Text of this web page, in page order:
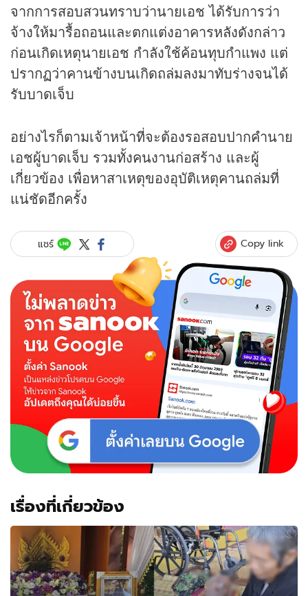
จากการสอบสวนทราบว่านายเอช ได้รับการว่า
จ้างให้มารื้อถอนและตกแต่งอาคารหลังดังกล่าว
ก่อนเกิดเหตุนายเอช กำลังใช้ค้อนทุบกำแพง แต่
ปรากฏว่าคานข้างบนเกิดถล่มลงมาทับร่างจนได้
รับบาดเจ็บ
อย่างไรก็ตามเจ้าหน้าที่จะต้องรอสอบปากคำนาย
เอชผู้บาดเจ็บ รวมทั้งคนงานก่อสร้าง และผู้
เกี่ยวข้อง เพื่อหาสาเหตุของอุบัติเหตุคานถล่มที่
แน่ชัดอีกครั้ง
แชร์ Copy link
เรื่องที่เกี่ยวข้อง